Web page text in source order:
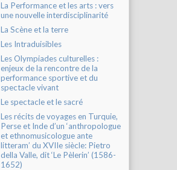
La Performance et les arts : vers
une nouvelle interdisciplinarité
La Scène et la terre
Les Intraduisibles
Les Olympiades culturelles :
enjeux de la rencontre de la
performance sportive et du
spectacle vivant
Le spectacle et le sacré
Les récits de voyages en Turquie,
Perse et Inde d’un ‘anthropologue
et ethnomusicologue ante
litteram’ du XVIIe siècle: Pietro
della Valle, dit ‘Le Pèlerin’ (1586-
1652)